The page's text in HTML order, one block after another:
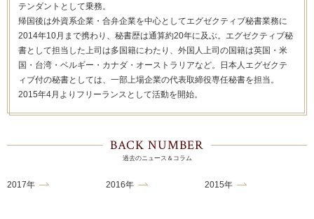
テンダントとして乗務。
帰国後は外資系企業・合弁企業を中心としてエグゼクティブ秘書業務に
2014年10月まで携わり、秘書歴は通算約20年に及ぶ。エグゼクティブ秘
書として担当した上司は多国籍にわたり、外国人上司の国籍は英国・米
国・台湾・ベルギー・カナダ・オーストラリアなど。日本人エグゼクテ
ィブ付の秘書としては、一部上場企業の代表取締役専任秘書を担当。
2015年4月よりフリーランスとして活動を開始。
BACK NUMBER
過去のニュース＆コラム
2017年 2016年 2015年